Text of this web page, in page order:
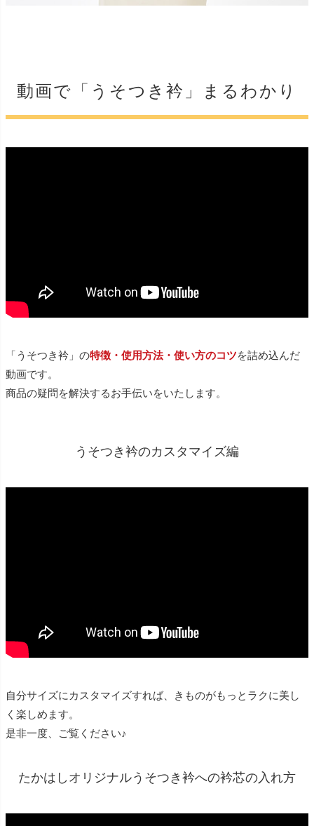
動画で「うそつき衿」まるわかり
「うそつき衿」の特徴・使用方法・使い方のコツを詰め込んだ
動画です。
商品の疑問を解決するお手伝いをいたします。
うそつき衿のカスタマイズ編
自分サイズにカスタマイズすれば、きものがもっとラクに美し
く楽しめます。
是非一度、ご覧ください♪
たかはしオリジナルうそつき衿への衿芯の入れ方